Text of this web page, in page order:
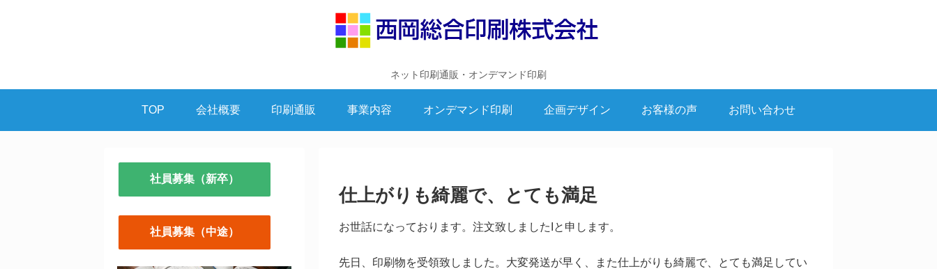
ネット印刷通販・オンデマンド印刷
TOP 会社概要 印刷通販 事業内容 オンデマンド印刷 企画デザイン お客様の声 お問い合わせ
仕上がりも綺麗で、とても満足
お世話になっております。注文致しましたIと申します。
先日、印刷物を受領致しました。大変発送が早く、また仕上がりも綺麗で、とても満足してい
社員募集（新卒）
社員募集（中途）